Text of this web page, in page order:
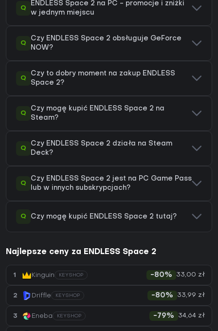
Q
ENDLESS Space 2 na PC - promocje i zniżki
w jednym miejscu
Q
Czy ENDLESS Space 2 obsługuje GeForce
NOW?
Q
Czy to dobry moment na zakup ENDLESS
Space 2?
Q
Czy mogę kupić ENDLESS Space 2 na
Steam?
Q
Czy ENDLESS Space 2 działa na Steam
Deck?
Q
Czy ENDLESS Space 2 jest na PC Game Pass
lub w innych subskrypcjach?
Q Czy mogę kupić ENDLESS Space 2 tutaj?
Najlepsze ceny za ENDLESS Space 2
1 Kinguin KEYSHOP -80% 33,00 zł
2 Driffle KEYSHOP -80% 33,99 zł
3 Eneba KEYSHOP -79% 34,64 zł